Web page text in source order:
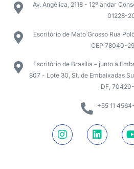
Av. Angélica, 2118 - 12º andar
01228-
Escritório de Mato Grosso Rua
CEP 78040-
Escritório de Brasília – junto à
807 - Lote 30, St. de Embaixadas
DF,
+55 11